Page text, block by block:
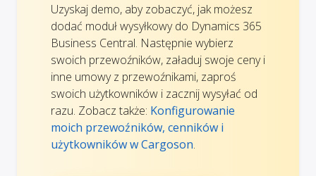
Uzyskaj demo, aby zobaczyć, jak możesz
dodać moduł wysyłkowy do Dynamics 365
Business Central. Następnie wybierz
swoich przewoźników, załaduj swoje ceny i
inne umowy z przewoźnikami, zaproś
swoich użytkowników i zacznij wysyłać od
razu. Zobacz także: Konfigurowanie
moich przewoźników, cenników i
użytkowników w Cargoson.